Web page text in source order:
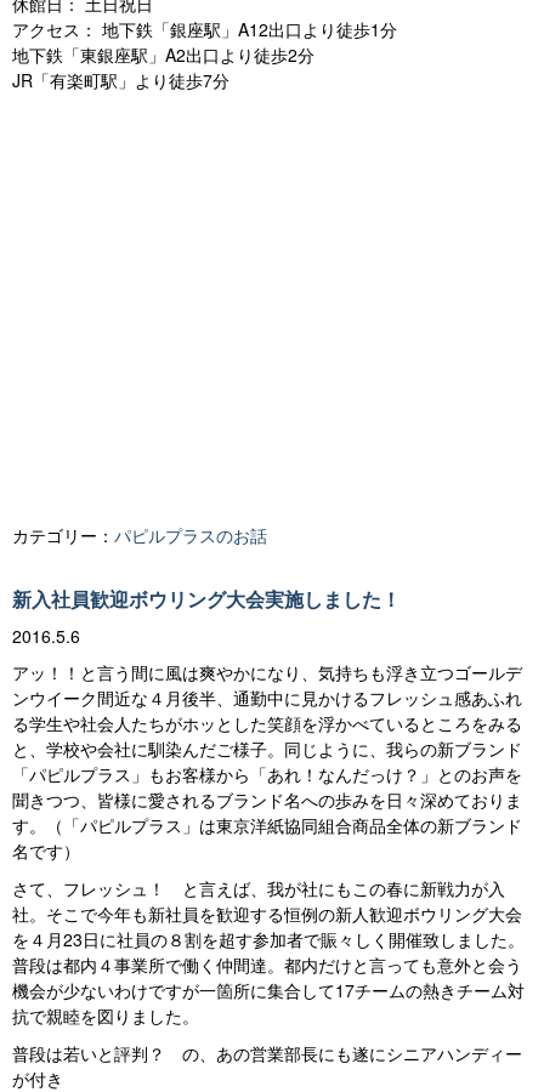
アクセス： 地下鉄「銀座駅」A12出口より徒歩1分
地下鉄「東銀座駅」A2出口より徒歩2分
JR「有楽町駅」より徒歩7分
カテゴリー： パピルプラスのお話
新入社員歓迎ボウリング大会実施しました！
2016.5.6
アッ！！と言う間に風は爽やかになり、気持ちも浮き立つゴールデ
ンウイーク間近な４月後半、通勤中に見かけるフレッシュ感あふれ
る学生や社会人たちがホッとした笑顔を浮かべているところをみる
と、学校や会社に馴染んだご様子。同じように、我らの新ブランド
「パピルプラス」もお客様から「あれ！なんだっけ？」とのお声を
聞きつつ、皆様に愛されるブランド名への歩みを日々深めておりま
す。（「パピルプラス」は東京洋紙協同組合商品全体の新ブランド
名です）
さて、フレッシュ！ と言えば、我が社にもこの春に新戦力が入
社。そこで今年も新社員を歓迎する恒例の新人歓迎ボウリング大会
を４月23日に社員の８割を超す参加者で賑々しく開催致しました。
普段は都内４事業所で働く仲間達。都内だけと言っても意外と会う
機会が少ないわけですが一箇所に集合して17チームの熱きチーム対
抗で親睦を図りました。
普段は若いと評判？ の、あの営業部長にも遂にシニアハンディー
が付き